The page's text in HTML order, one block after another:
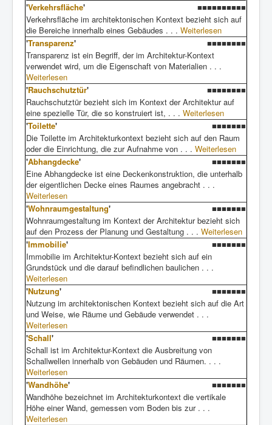
'Verkehrsfläche'
■■■■■■■■■■
Verkehrsfläche im architektonischen Kontext bezieht sich auf
die Bereiche innerhalb eines Gebäudes . . . Weiterlesen
'Transparenz'
■■■■■■■■
Transparenz ist ein Begriff, der im Architektur-Kontext
verwendet wird, um die Eigenschaft von Materialien . . .
Weiterlesen
'Rauchschutztür'
■■■■■■■■
Rauchschutztür bezieht sich im Kontext der Architektur auf
eine spezielle Tür, die so konstruiert ist, . . . Weiterlesen
'Toilette'
■■■■■■■
Die Toilette im Architekturkontext bezieht sich auf den Raum
oder die Einrichtung, die zur Aufnahme von . . . Weiterlesen
'Abhangdecke'
■■■■■■■
Eine Abhangdecke ist eine Deckenkonstruktion, die unterhalb
der eigentlichen Decke eines Raumes angebracht . . .
Weiterlesen
'Wohnraumgestaltung'
■■■■■■■
Wohnraumgestaltung im Kontext der Architektur bezieht sich
auf den Prozess der Planung und Gestaltung . . . Weiterlesen
'Immobilie'
■■■■■■■
Immobilie im Architektur-Kontext bezieht sich auf ein
Grundstück und die darauf befindlichen baulichen . . .
Weiterlesen
'Nutzung'
■■■■■■■
Nutzung im architektonischen Kontext bezieht sich auf die Art
und Weise, wie Räume und Gebäude verwendet . . .
Weiterlesen
'Schall'
■■■■■■■
Schall ist im Architektur-Kontext die Ausbreitung von
Schallwellen innerhalb von Gebäuden und Räumen. . . .
Weiterlesen
'Wandhöhe'
■■■■■■■
Wandhöhe bezeichnet im Architekturkontext die vertikale
Höhe einer Wand, gemessen vom Boden bis zur . . .
Weiterlesen